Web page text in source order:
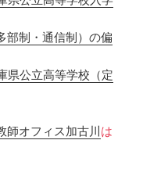
部制・通信制）の偏
県公立高等学校（定
師オフィス加古川は